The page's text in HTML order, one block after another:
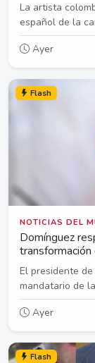
La artista
español de la
Ayer
Flash
NOTICIAS DEL
Domínguez
El presidente
mandatario de
Ayer
Flash